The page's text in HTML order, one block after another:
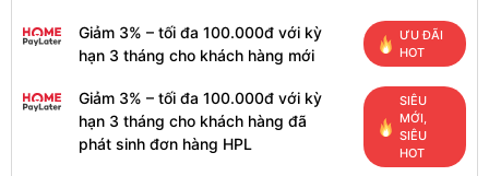
Giảm 3% – tối đa 100.000đ với kỳ
hạn 3 tháng cho khách hàng mới
ƯU ĐÃI
HOT
Giảm 3% – tối đa 100.000đ với kỳ
hạn 3 tháng cho khách hàng đã
phát sinh đơn hàng HPL
SIÊU
MỚI,
SIÊU
HOT